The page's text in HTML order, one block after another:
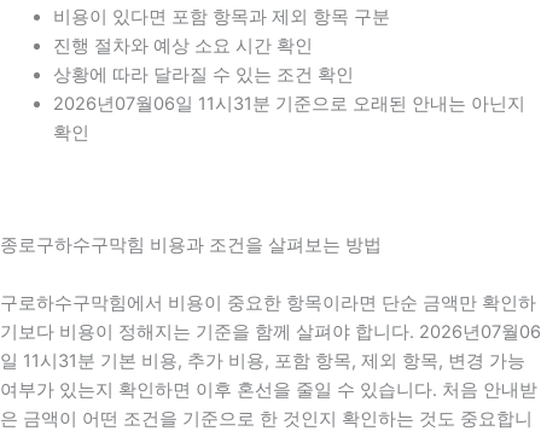
비용이 있다면 포함 항목과 제외 항목 구분
진행 절차와 예상 소요 시간 확인
상황에 따라 달라질 수 있는 조건 확인
2026년07월06일 11시31분 기준으로 오래된 안내는 아닌지
확인
종로구하수구막힘 비용과 조건을 살펴보는 방법
구로하수구막힘에서 비용이 중요한 항목이라면 단순 금액만 확인하
기보다 비용이 정해지는 기준을 함께 살펴야 합니다. 2026년07월06
일 11시31분 기본 비용, 추가 비용, 포함 항목, 제외 항목, 변경 가능
여부가 있는지 확인하면 이후 혼선을 줄일 수 있습니다. 처음 안내받
은 금액이 어떤 조건을 기준으로 한 것인지 확인하는 것도 중요합니